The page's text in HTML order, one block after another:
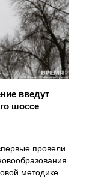
введут
шоссе
провели
методике